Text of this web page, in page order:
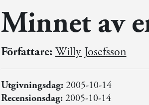
Minnet av
Författare: Willy Josefsson
Utgivningsdag:2005-10-14
Recensionsdag:2005-10-14